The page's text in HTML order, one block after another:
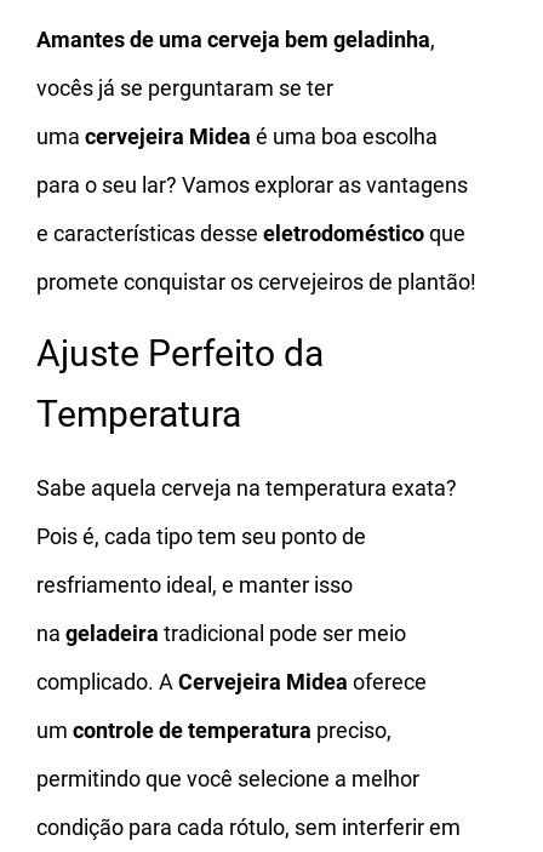
Amantes de uma cerveja bem geladinha,
vocês já se perguntaram se ter
uma cervejeira Midea é uma boa escolha
para o seu lar? Vamos explorar as vantagens
e características desse eletrodomésticoque
promete conquistar os cervejeiros de plantão!
Ajuste Perfeito da
Temperatura
Sabe aquela cerveja na temperatura exata?
Pois é, cada tipo tem seu ponto de
resfriamento ideal, e manter isso
na geladeira tradicional pode ser meio
complicado. A Cervejeira Midea oferece
um controle de temperatura preciso,
permitindo que você selecione a melhor
condição para cada rótulo, sem interferir em